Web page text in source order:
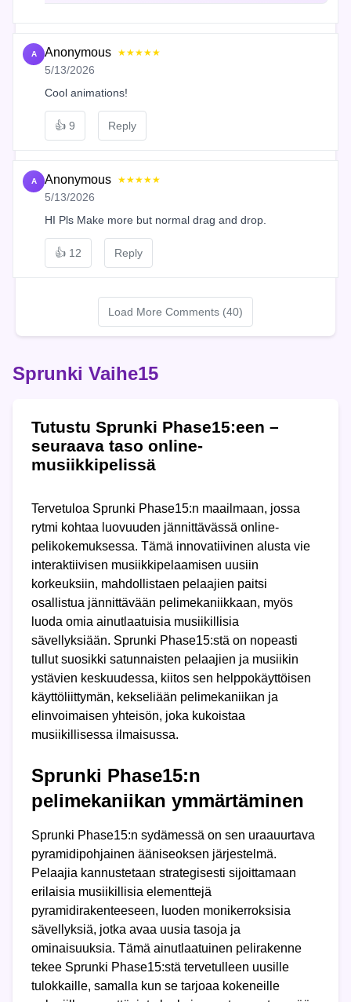
A Anonymous ★★★★★
5/13/2026
Cool animations!
👍 9 Reply
A Anonymous ★★★★★
5/13/2026
HI Pls Make more but normal drag and drop.
👍 12 Reply
Load More Comments (40)
Sprunki Vaihe15
Tutustu Sprunki Phase15:een –
seuraava taso online-
musiikkipelissä
Tervetuloa Sprunki Phase15:n maailmaan, jossa
rytmi kohtaa luovuuden jännittävässä online-
pelikokemuksessa. Tämä innovatiivinen alusta vie
interaktiivisen musiikkipelaamisen uusiin
korkeuksiin, mahdollistaen pelaajien paitsi
osallistua jännittävään pelimekaniikkaan, myös
luoda omia ainutlaatuisia musiikillisia
sävellyksiään. Sprunki Phase15:stä on nopeasti
tullut suosikki satunnaisten pelaajien ja musiikin
ystävien keskuudessa, kiitos sen helppokäyttöisen
käyttöliittymän, kekseliään pelimekaniikan ja
elinvoimaisen yhteisön, joka kukoistaa
musiikillisessa ilmaisussa.
Sprunki Phase15:n
pelimekaniikan ymmärtäminen
Sprunki Phase15:n sydämessä on sen uraauurtava
pyramidipohjainen ääniseoksen järjestelmä.
Pelaajia kannustetaan strategisesti sijoittamaan
erilaisia musiikillisia elementtejä
pyramidirakenteeseen, luoden monikerroksisia
sävellyksiä, jotka avaa uusia tasoja ja
ominaisuuksia. Tämä ainutlaatuinen pelirakenne
tekee Sprunki Phase15:stä tervetulleen uusille
tulokkaille, samalla kun se tarjoaa kokeneille